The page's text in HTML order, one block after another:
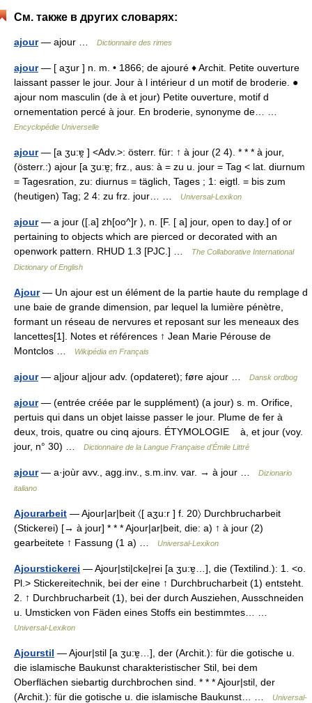
См. также в других словарях:
ajour— ajour … Dictionnaire des rimes
ajour— [ aʒur ] n. m. • 1866; de ajouré ♦ Archit. Petite ouverture
laissant passer le jour. Jour à l intérieur d un motif de broderie. ●
ajour nom masculin (de à et jour) Petite ouverture, motif d
ornementation percé à jour. En broderie, synonyme de… …
Encyclopédie Universelle
ajour— [a ʒu:ɐ̯ ] <Adv.>: österr. für: ↑ à jour (2 4). * * * à jour,
(österr.:) ajour [a ʒu:ɐ̯; frz., aus: à = zu u. jour = Tag < lat. diurnum
= Tagesration, zu: diurnus = täglich, Tages ; 1: eigtl. = bis zum
(heutigen) Tag; 2 4: zu frz. jour… …
Universal-Lexikon
ajour— a jour ([.a] zh[oo^]r ), n. [F. [ a] jour, open to day.] of or
pertaining to objects which are pierced or decorated with an
openwork pattern. RHUD 1.3 [PJC.] …
The Collaborative International
Dictionary of English
Ajour— Un ajour est un élément de la partie haute du remplage d
une baie de grande dimension, par lequel la lumière pénètre,
formant un réseau de nervures et reposant sur les meneaux des
lancettes[1]. Notes et références ↑ Jean Marie Pérouse de
Montclos …
Wikipédia en Français
ajour— a|jour a|jour adv. (opdateret); føre ajour … Dansk ordbog
ajour— (entrée créée par le supplément) (a jour) s. m. Orifice,
pertuis qui dans un objet laisse passer le jour. Plume de fer à
deux, trois, quatre ou cinq ajours. ÉTYMOLOGIE à, et jour (voy.
jour, n° 30) …
Dictionnaire de la Langue Française d'Émile Littré
ajour— a·joùr avv., agg.inv., s.m.inv. var. → à jour …
Dizionario
italiano
Ajourarbeit — Ajour|ar|beit 〈[ aʒu:r ] f. 20〉 Durchbrucharbeit
(Stickerei) [→ à jour] * * * Ajour|ar|beit, die: a) ↑ à jour (2)
gearbeitete ↑ Fassung (1 a) …
Universal-Lexikon
Ajourstickerei — Ajour|sti|cke|rei [a ʒu:ɐ̯…], die (Textilind.): 1. <o.
Pl.> Stickereitechnik, bei der eine ↑ Durchbrucharbeit (1) entsteht.
2. ↑ Durchbrucharbeit (1), bei der durch Ausziehen, Ausschneiden
u. Umsticken von Fäden eines Stoffs ein bestimmtes… …
Universal-Lexikon
Ajourstil — Ajour|stil [a ʒu:ɐ̯…], der (Archit.): für die gotische u.
die islamische Baukunst charakteristischer Stil, bei dem
Oberflächen siebartig durchbrochen sind. * * * Ajour|stil, der
(Archit.): für die gotische u. die islamische Baukunst… …
Universal-